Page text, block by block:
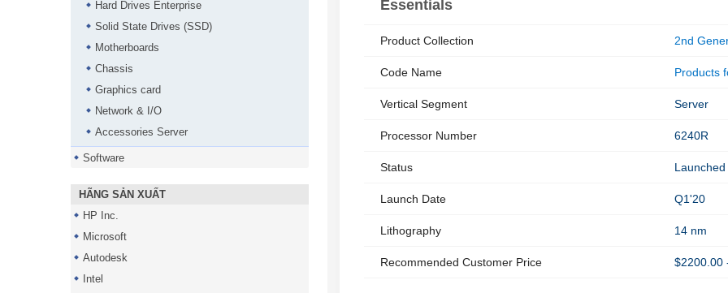
Hard Drives Enterprise
Solid State Drives (SSD)
Motherboards
Chassis
Graphics card
Network & I/O
Accessories Server
Software
HÃNG SẢN XUẤT
HP Inc.
Microsoft
Autodesk
Intel
Essentials
Product Collection 2nd
Code Name Products
Vertical Segment Server
Processor Number 6240R
Status Launched
Launch Date Q1'20
Lithography 14 nm
Recommended Customer Price $2200.00